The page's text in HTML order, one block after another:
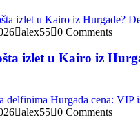
alex55 0 Comments
izlet u Kairo iz
alex55 0 Comments